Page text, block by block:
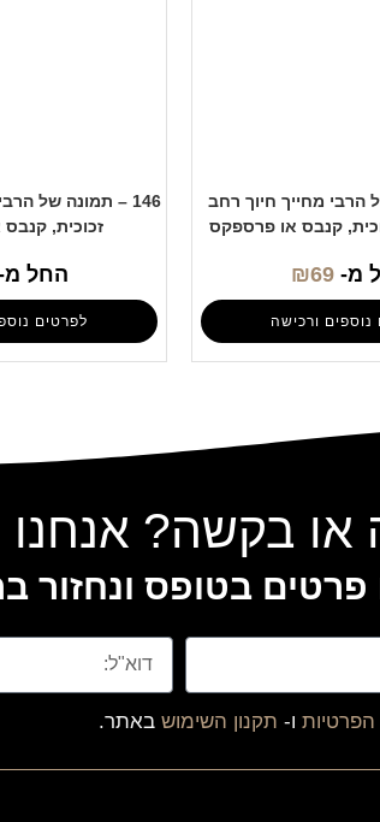
של הרבי מחייך חיוך רחב
קנבס או פרספקס
מ- ₪69
נוספים ורכישה
146 – תמונה של
זכוכית,
החל
לפרטים
בקשה? אנחנו
פרטים בטופס ונחזור
הפרטיות ו- תקנון השימוש באתר.